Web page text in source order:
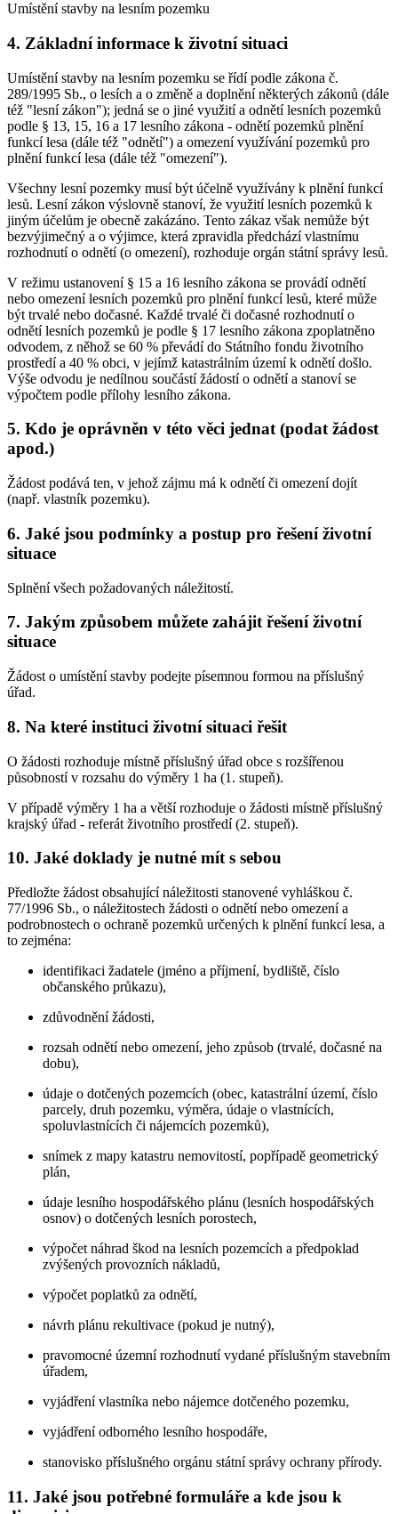
Umístění stavby na lesním pozemku
4. Základní informace k životní situaci
Umístění stavby na lesním pozemku se řídí podle zákona č.
289/1995 Sb., o lesích a o změně a doplnění některých zákonů (dále
též "lesní zákon"); jedná se o jiné využití a odnětí lesních pozemků
podle § 13, 15, 16 a 17 lesního zákona - odnětí pozemků plnění
funkcí lesa (dále též "odnětí") a omezení využívání pozemků pro
plnění funkcí lesa (dále též "omezení").
Všechny lesní pozemky musí být účelně využívány k plnění funkcí
lesů. Lesní zákon výslovně stanoví, že využití lesních pozemků k
jiným účelům je obecně zakázáno. Tento zákaz však nemůže být
bezvýjimečný a o výjimce, která zpravidla předchází vlastnímu
rozhodnutí o odnětí (o omezení), rozhoduje orgán státní správy lesů.
V režimu ustanovení § 15 a 16 lesního zákona se provádí odnětí
nebo omezení lesních pozemků pro plnění funkcí lesů, které může
být trvalé nebo dočasné. Každé trvalé či dočasné rozhodnutí o
odnětí lesních pozemků je podle § 17 lesního zákona zpoplatněno
odvodem, z něhož se 60 % převádí do Státního fondu životního
prostředí a 40 % obci, v jejímž katastrálním území k odnětí došlo.
Výše odvodu je nedílnou součástí žádostí o odnětí a stanoví se
výpočtem podle přílohy lesního zákona.
5. Kdo je oprávněn v této věci jednat (podat žádost
apod.)
Žádost podává ten, v jehož zájmu má k odnětí či omezení dojít
(např. vlastník pozemku).
6. Jaké jsou podmínky a postup pro řešení životní
situace
Splnění všech požadovaných náležitostí.
7. Jakým způsobem můžete zahájit řešení životní
situace
Žádost o umístění stavby podejte písemnou formou na příslušný
úřad.
8. Na které instituci životní situaci řešit
O žádosti rozhoduje místně příslušný úřad obce s rozšířenou
působností v rozsahu do výměry 1 ha (1. stupeň).
V případě výměry 1 ha a větší rozhoduje o žádosti místně příslušný
krajský úřad - referát životního prostředí (2. stupeň).
10. Jaké doklady je nutné mít s sebou
Předložte žádost obsahující náležitosti stanovené vyhláškou č.
77/1996 Sb., o náležitostech žádosti o odnětí nebo omezení a
podrobnostech o ochraně pozemků určených k plnění funkcí lesa, a
to zejména:
identifikaci žadatele (jméno a příjmení, bydliště, číslo
občanského průkazu),
zdůvodnění žádosti,
rozsah odnětí nebo omezení, jeho způsob (trvalé, dočasné na
dobu),
údaje o dotčených pozemcích (obec, katastrální území, číslo
parcely, druh pozemku, výměra, údaje o vlastnících,
spoluvlastnících či nájemcích pozemků),
snímek z mapy katastru nemovitostí, popřípadě geometrický
plán,
údaje lesního hospodářského plánu (lesních hospodářských
osnov) o dotčených lesních porostech,
výpočet náhrad škod na lesních pozemcích a předpoklad
zvýšených provozních nákladů,
výpočet poplatků za odnětí,
návrh plánu rekultivace (pokud je nutný),
pravomocné územní rozhodnutí vydané příslušným stavebním
úřadem,
vyjádření vlastníka nebo nájemce dotčeného pozemku,
vyjádření odborného lesního hospodáře,
stanovisko příslušného orgánu státní správy ochrany přírody.
11. Jaké jsou potřebné formuláře a kde jsou k